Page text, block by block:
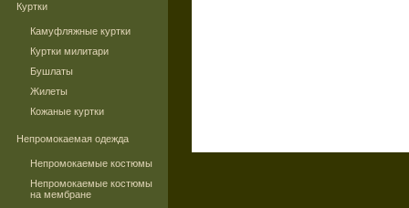
Куртки
Камуфляжные куртки
Куртки милитари
Бушлаты
Жилеты
Кожаные куртки
Непромокаемая одежда
Непромокаемые костюмы
Непромокаемые костюмы
на мембране